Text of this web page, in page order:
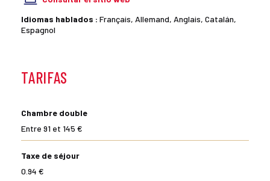
Idiomas hablados : Français, Allemand, Anglais, Catalán,
Espagnol
TARIFAS
Chambre double
Entre 91 et 145 €
Taxe de séjour
0.94 €